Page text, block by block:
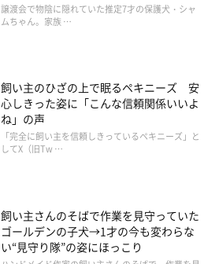
譲渡会で物陰に隠れていた推定7才の保護犬・シャ
ムちゃん。家族 …
飼い主のひざの上で眠るペキニーズ 安
心しきった姿に「こんな信頼関係いいよ
ね」の声
「完全に飼い主を信頼しきっているペキニーズ」と
してX（旧Tw …
飼い主さんのそばで作業を見守っていた
ゴールデンの子犬→1才の今も変わらな
い“見守り隊”の姿にほっこり